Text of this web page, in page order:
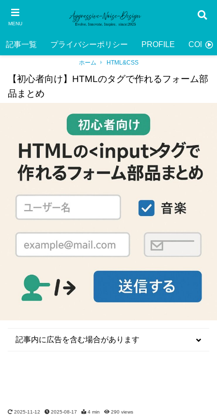
MENU
記事一覧 プライバシーポリシー PROFILE
ホーム HTML&CSS
【初心者向け】HTMLのタグで作れるフォーム部
品まとめ
2025-11-12 2025-08-17 4 min 290views
記事内に広告を含む場合があります